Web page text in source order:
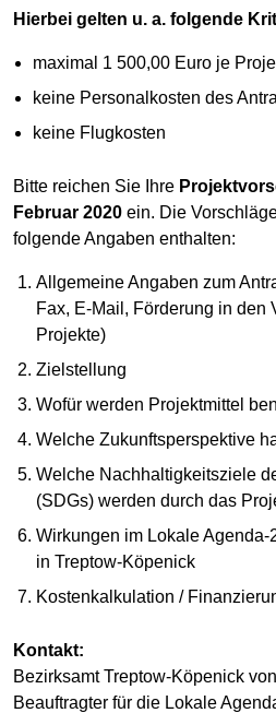
Hierbei gelten u. a. folgende
maximal 1 500,00 Euro je
keine Personalkosten des
keine Flugkosten
Bitte reichen Sie Ihre
Februar 2020 ein. Die
folgende Angaben enthalten:
Allgemeine Angaben zum
Fax, E-Mail, Förderung in den
Projekte)
Zielstellung
Wofür werden Projektmittel
Welche Zukunftsperspektive
Welche Nachhaltigkeitsziele
(SDGs) werden durch das
Wirkungen im Lokale
in Treptow-Köpenick
Kostenkalkulation /
Kontakt:
Bezirksamt Treptow-Köpenick
Beauftragter für die Lokale